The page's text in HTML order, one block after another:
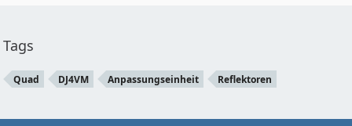
Tags
Quad DJ4VM Anpassungseinheit Reflektoren